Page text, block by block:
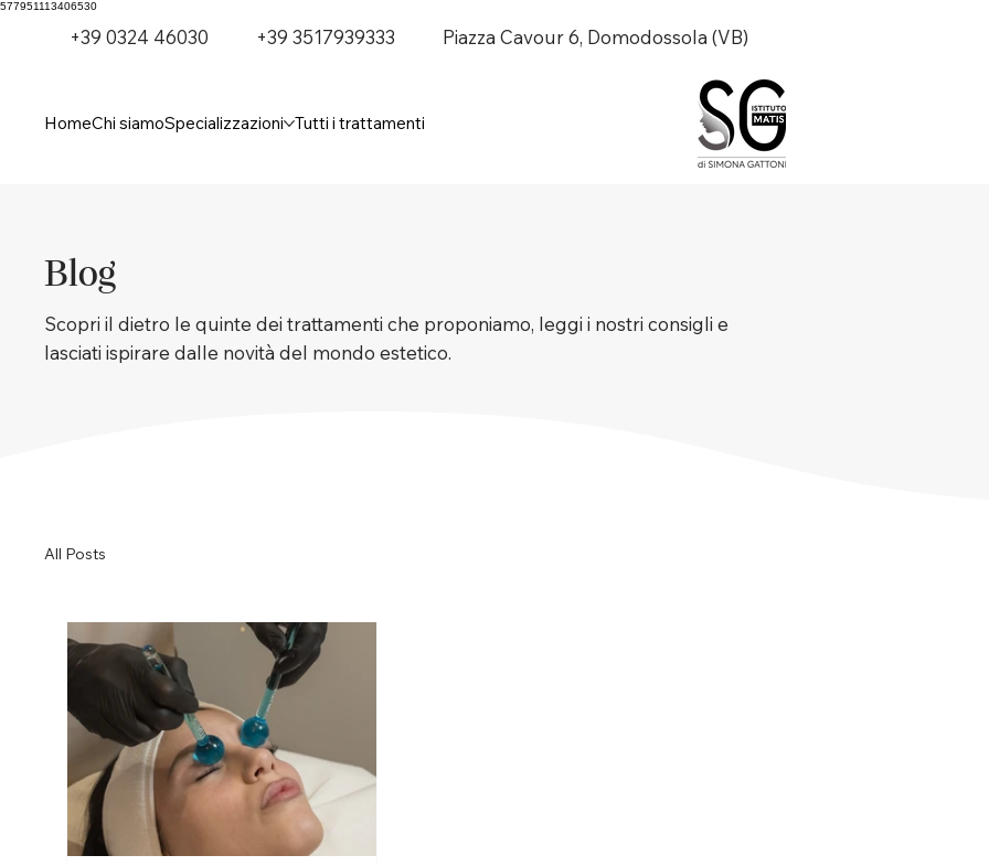
577951113406530
+39 0324 46030 +39 3517939333 Piazza Cavour 6, Domodossola (VB)
HomeChi siamoSpecializzazioni Tutti i trattamenti
Blog
Scopri il dietro le quinte dei trattamenti che proponiamo, leggi i nostri consigli e
lasciati ispirare dalle novità del mondo estetico.
All Posts